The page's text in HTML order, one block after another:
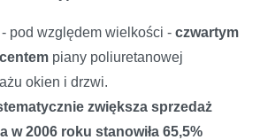
pod względem wielkości - czwartym
piany poliuretanowej
okien i drzwi.
zwiększa sprzedaż
w 2006 roku stanowiła 65,5%